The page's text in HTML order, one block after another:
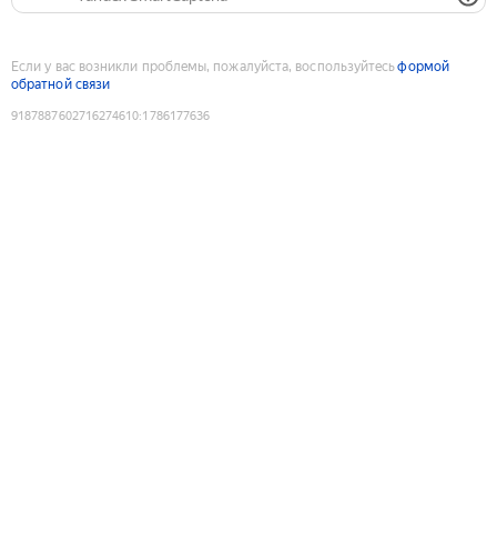
Если у вас возникли проблемы, пожалуйста, воспользуйтесьформой
обратной связи
9187887602716274610:1786177636